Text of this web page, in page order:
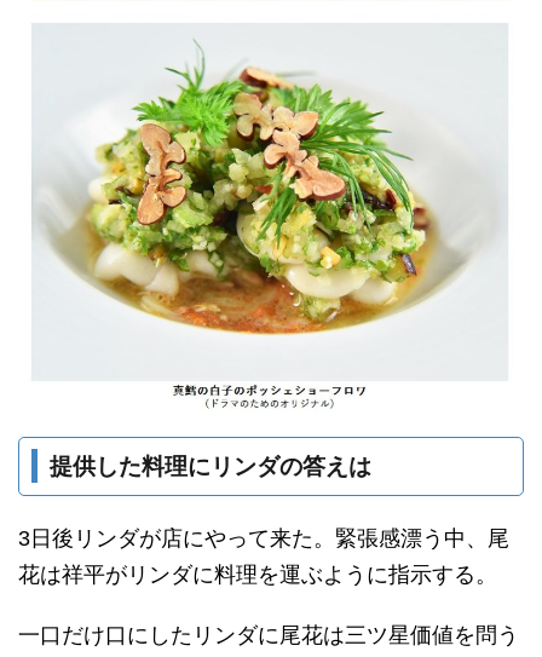
提供した料理にリンダの答えは
3日後リンダが店にやって来た。緊張感漂う中、尾
花は祥平がリンダに料理を運ぶように指示する。
一口だけ口にしたリンダに尾花は三ツ星価値を問う